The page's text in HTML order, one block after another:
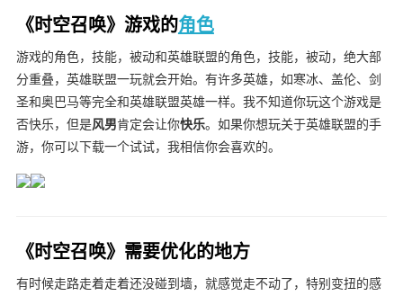
《时空召唤》游戏的角色
游戏的角色，技能，被动和英雄联盟的角色，技能，被动，绝大部
分重叠，英雄联盟一玩就会开始。有许多英雄，如寒冰、盖伦、剑
圣和奥巴马等完全和英雄联盟英雄一样。我不知道你玩这个游戏是
否快乐，但是风男肯定会让你快乐。如果你想玩关于英雄联盟的手
游，你可以下载一个试试，我相信你会喜欢的。
《时空召唤》需要优化的地方
有时候走路走着走着还没碰到墙，就感觉走不动了，特别变扭的感